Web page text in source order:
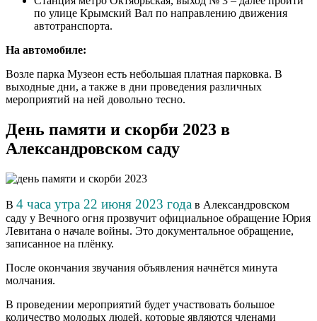
по улице Крымский Вал по направлению движения
автотранспорта.
На автомобиле:
Возле парка Музеон есть небольшая платная парковка. В
выходные дни, а также в дни проведения различных
мероприятий на ней довольно тесно.
День памяти и скорби 2023 в
Александровском саду
В 4 часа утра 22 июня 2023 года в Александровском
саду у Вечного огня прозвучит официальное обращение Юрия
Левитана о начале войны. Это документальное обращение,
записанное на плёнку.
После окончания звучания объявления начнётся минута
молчания.
В проведении мероприятий будет участвовать большое
количество молодых людей, которые являются членами